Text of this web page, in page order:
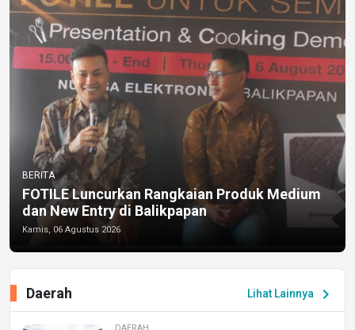
BERITA
FOTILE Luncurkan Rangkaian Produk Medium
dan New Entry di Balikpapan
Kamis, 06 Agustus 2026
Lihat Lainnya chevron_right
Daerah
DAERAH